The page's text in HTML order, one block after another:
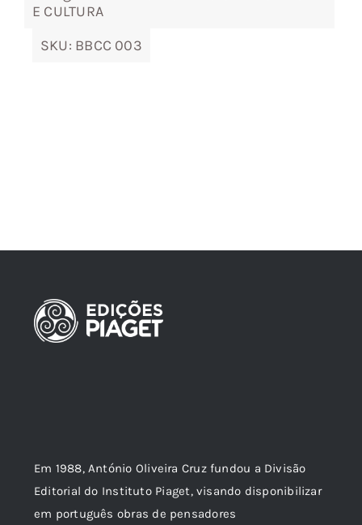
E CULTURA
SKU: BBCC 003
Em 1988, António Oliveira Cruz fundou a Divisão
Editorial do Instituto Piaget, visando disponibilizar
em português obras de pensadores